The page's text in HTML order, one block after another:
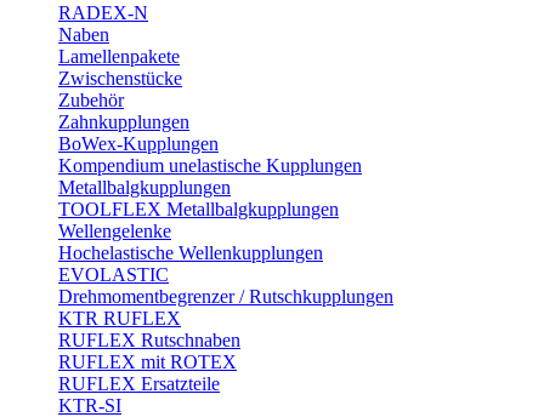
RADEX-N
Naben
Lamellenpakete
Zwischenstücke
Zubehör
Zahnkupplungen
BoWex-Kupplungen
Kompendium unelastische Kupplungen
Metallbalgkupplungen
TOOLFLEX Metallbalgkupplungen
Wellengelenke
Hochelastische Wellenkupplungen
EVOLASTIC
Drehmomentbegrenzer / Rutschkupplungen
KTR RUFLEX
RUFLEX Rutschnaben
RUFLEX mit ROTEX
RUFLEX Ersatzteile
KTR-SI